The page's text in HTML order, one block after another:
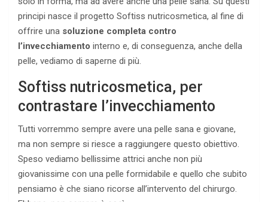
principi nasce il progetto Softiss nutricosmetica, al fine di
offrire una soluzione completa contro
l’invecchiamento interno e, di conseguenza, anche della
pelle, vediamo di saperne di più.
Softiss nutricosmetica, per
contrastare l’invecchiamento
Tutti vorremmo sempre avere una pelle sana e giovane,
ma non sempre si riesce a raggiungere questo obiettivo.
Speso vediamo bellissime attrici anche non più
giovanissime con una pelle formidabile e quello che subito
pensiamo è che siano ricorse all’intervento del chirurgo.